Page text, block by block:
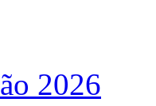
2026